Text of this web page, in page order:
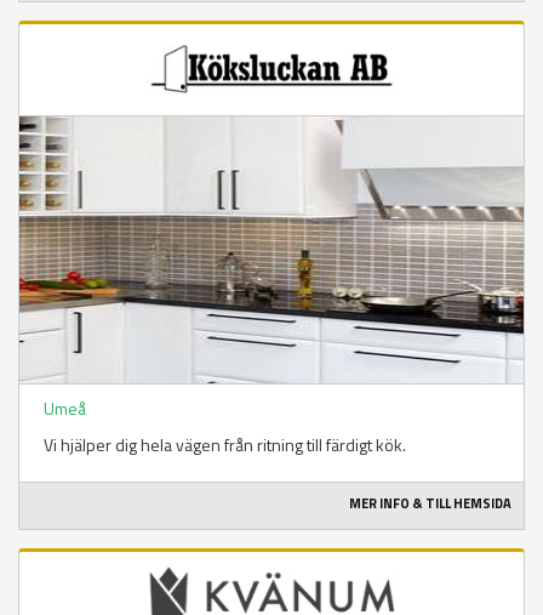
Umeå
Vi hjälper dig hela vägen från ritning till färdigt kök.
MER INFO & TILL HEMSIDA